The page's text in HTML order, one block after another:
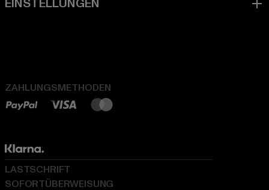
ZAHLUNGSMETHODEN
LASTSCHRIFT
SOFORTÜBERWEISUNG